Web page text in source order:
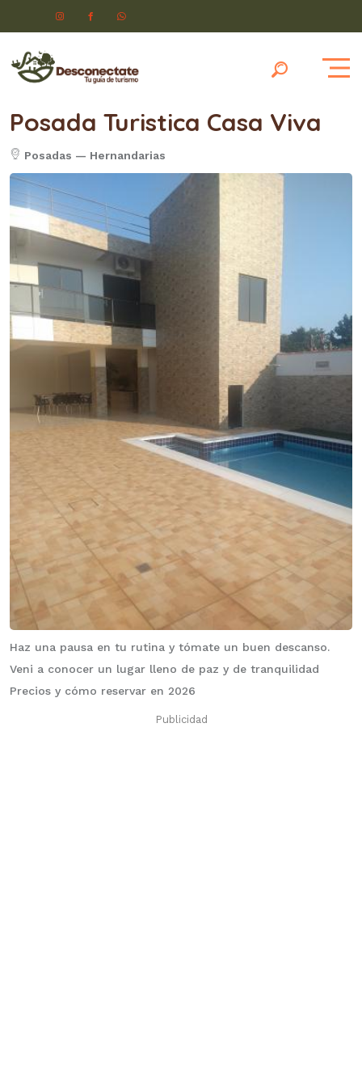
Posada Turistica Casa Viva
Posadas — Hernandarias
Haz una pausa en tu rutina y tómate un buen descanso.
Veni a conocer un lugar lleno de paz y de tranquilidad
Precios y cómo reservar en 2026
Publicidad